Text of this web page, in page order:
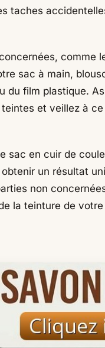
taches
comme
sac à main,
du film plastique.
et veillez à
sac en cuir de
un résultat
non
la teinture de